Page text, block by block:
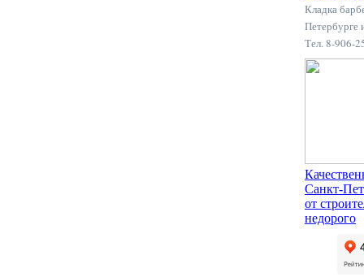
Кладка
Петербурге
Тел. 8-906-
Санкт-
от
недорого